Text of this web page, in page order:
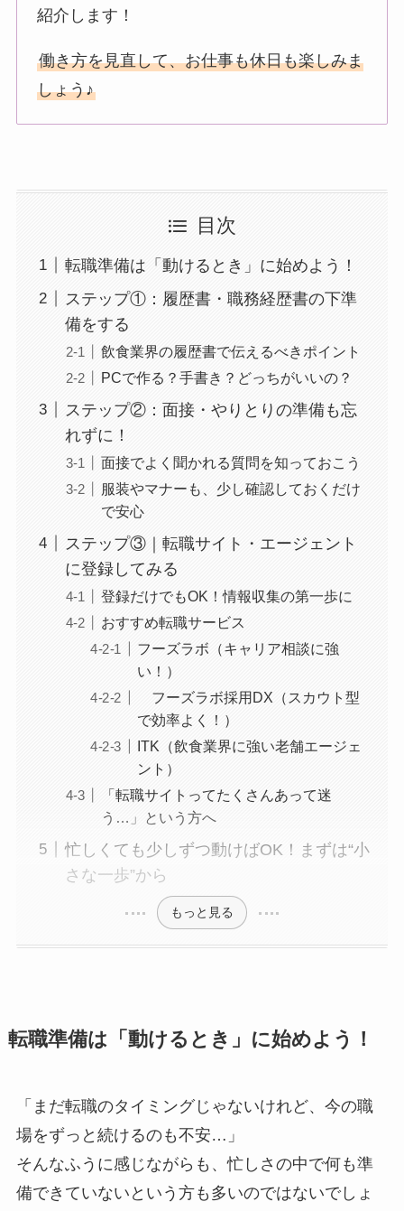
紹介します！
働き方を見直して、お仕事も休日も楽しみま
しょう♪
目次
転職準備は「動けるとき」に始めよう！
ステップ①：履歴書・職務経歴書の下準
備をする
飲食業界の履歴書で伝えるべきポイント
PCで作る？手書き？どっちがいいの？
ステップ②：面接・やりとりの準備も忘
れずに！
面接でよく聞かれる質問を知っておこう
服装やマナーも、少し確認しておくだけ
で安心
ステップ③｜転職サイト・エージェント
に登録してみる
登録だけでもOK！情報収集の第一歩に
おすすめ転職サービス
フーズラボ（キャリア相談に強
い！）
フーズラボ採用DX（スカウト型
で効率よく！）
ITK（飲食業界に強い老舗エージェ
ント）
「転職サイトってたくさんあって迷
う…」という方へ
忙しくても少しずつ動けばOK！まずは“小
さな一歩”から
もっと見る
転職準備は「動けるとき」に始めよう！
「まだ転職のタイミングじゃないけれど、今の職
場をずっと続けるのも不安…」
そんなふうに感じながらも、忙しさの中で何も準
備できていないという方も多いのではないでしょ